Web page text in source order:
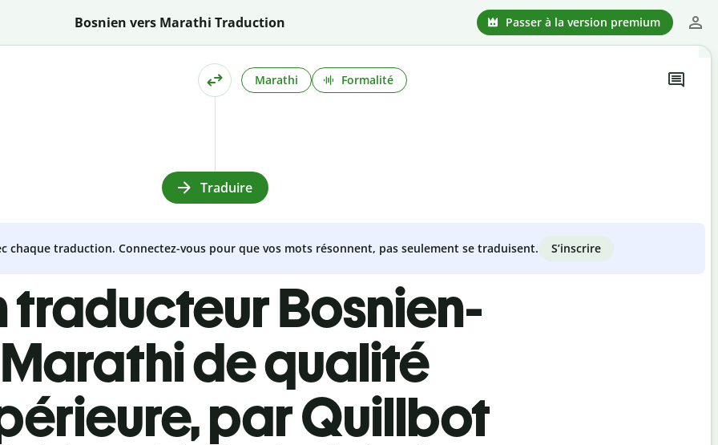
Bosnien vers Marathi Traduction Passer à la version premium
Marathi Formalité
Traduire
chaque traduction. Connectez-vous pour que vos mots résonnent, pas seulement se traduisent. S’inscrire
traducteur Bosnien-
Marathi de qualité
par Quillbot